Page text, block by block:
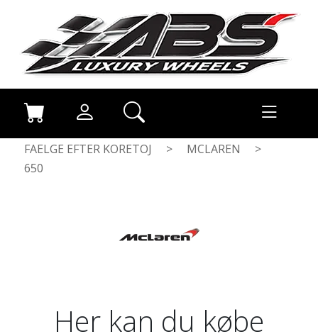
FAELGE EFTER KORETOJ > MCLAREN
>
650
Her kan du købe